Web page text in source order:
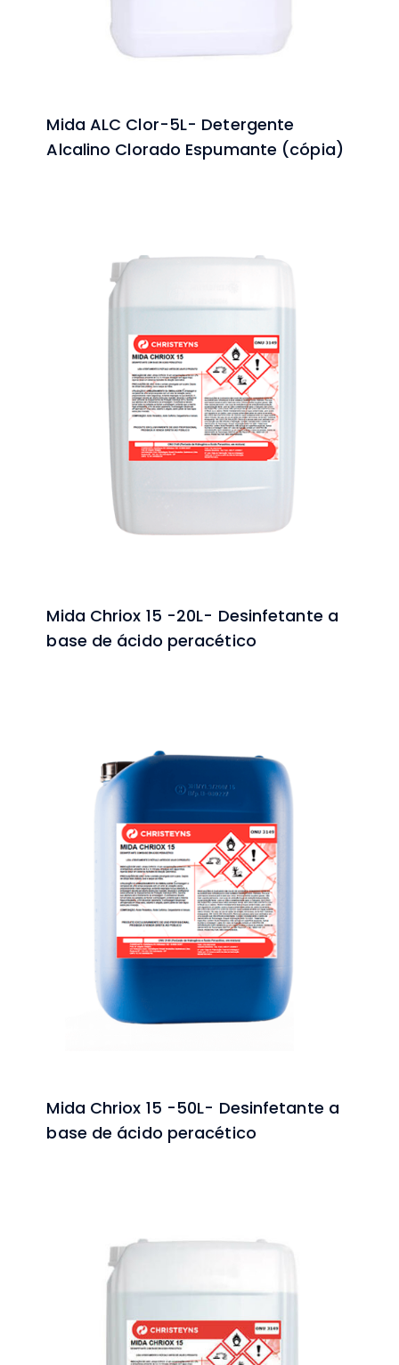
Mida ALC Clor-5L- Detergente
Alcalino Clorado Espumante (cópia)
Mida Chriox 15 -20L- Desinfetante a
base de ácido peracético
Mida Chriox 15 -50L- Desinfetante a
base de ácido peracético